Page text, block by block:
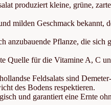
produziert kleine, grüne,
milden Geschmack bekannt,
anzubauende Pflanze, die
Quelle für die Vitamine A, C
Feldsalats sind
des Bodens respektieren.
und garantiert eine Ernte